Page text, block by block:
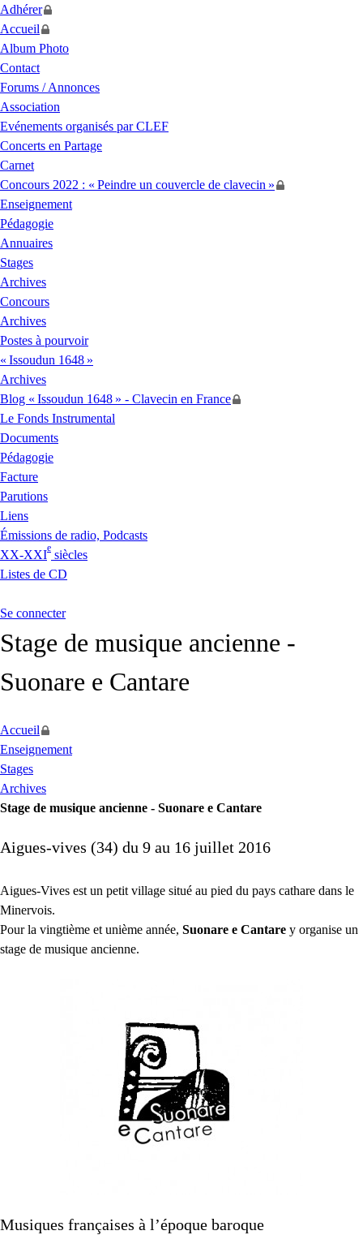
Adhérer
Accueil
Album Photo
Contact
Forums / Annonces
Association
Evénements organisés parCLEF
Concerts en Partage
Carnet
Concours 2022 : « Peindre un couvercle de clavecin »
Enseignement
Pédagogie
Annuaires
Stages
Archives
Concours
Archives
Postes à pourvoir
« Issoudun 1648 »
Archives
Blog « Issoudun 1648 » - Clavecin en France
Le Fonds Instrumental
Documents
Pédagogie
Facture
Parutions
Liens
Émissions de radio, Podcasts
XX-XXI
e
siècles
Listes de CD
Se connecter
Stage de musique ancienne -
Suonare e Cantare
Accueil
Enseignement
Stages
Archives
Stage de musique ancienne - Suonare e Cantare
Aigues-vives (34) du 9 au 16 juillet 2016
Aigues-Vives est un petit village situé au pied du pays cathare dans le
Minervois.
Pour la vingtième et unième année, Suonare e Cantare y organise un
stage de musique ancienne.
Musiques françaises à l’époque baroque